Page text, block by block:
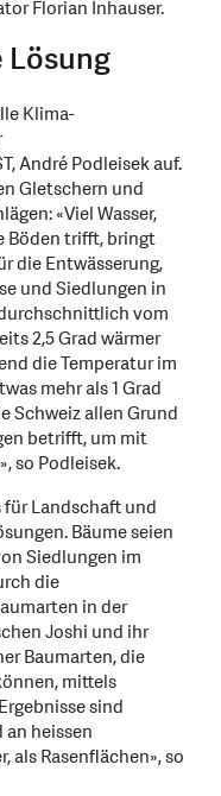
Florian Inhauser.
Lösung
Klima-
André Podleisek auf.
Gletschern und
«Viel Wasser,
Böden trifft, bringt
die Entwässerung,
und Siedlungen in
vom
2,5 Grad wärmer
die Temperatur im
mehr als 1 Grad
Schweiz allen Grund
betrifft, um mit
so Podleisek.
Landschaft und
Bäume seien
Siedlungen im
die
in der
Joshi und ihr
Baumarten, die
mittels
sind
heissen
als Rasenflächen», so